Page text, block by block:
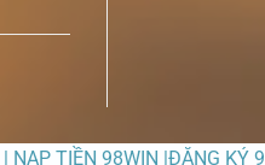
NẠP TIỀN 98WIN |ĐĂNG KÝ